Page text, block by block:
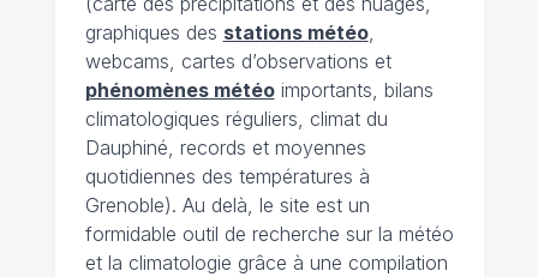
graphiques des stations météo,
webcams, cartes d’observations et
phénomènes météoimportants, bilans
climatologiques réguliers, climat du
Dauphiné, records et moyennes
quotidiennes des températures à
Grenoble). Au delà, le site est un
formidable outil de recherche sur la météo
et la climatologie grâce à une compilation